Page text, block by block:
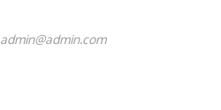
admin@admin.com